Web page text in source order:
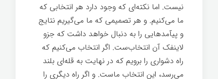
نیست. اما نکته‌ای که وجود دارد هر انتخابی که
ما می‌کنیم. و هر تصمیمی که ما می‌گیریم نتایج
و پیآمدهایی را به دنبال خواهد داشت که جزو
لاینفک آن انتخاب‌ست. اگر انتخاب می‌کنیم که
راه دشواری را برویم که در نهایت به قله‌ای بلند
می‌رسد، این انتخاب ماست. و اگر راه دیگری را